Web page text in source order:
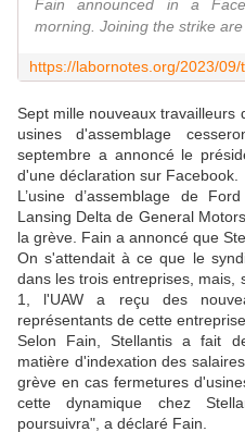
Fain announced in a
morning. Joining the strike are
Sept mille nouveaux travailleurs
usines d'assemblage
septembre a annoncé le
d'une déclaration sur Facebook.
L’usine d’assemblage de
Lansing Delta de General
la grève. Fain a annoncé que
On s'attendait à ce que le
dans les trois entreprises, mais,
1, l'UAW a reçu des
représentants de cette entreprise.
Selon Fain, Stellantis a fait
matière d'indexation des salaires
grève en cas fermetures
cette dynamique chez
poursuivra", a déclaré Fain.